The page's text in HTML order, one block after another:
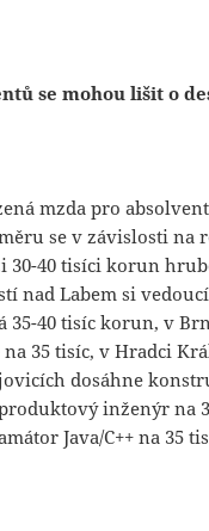
se mohou lišit o
mzda pro
se v závislosti na
30-40 tisíci korun
nad Labem si
35-40 tisíc korun, v
35 tisíc, v Hradci
dosáhne
inženýr na
Java/C++ na 35